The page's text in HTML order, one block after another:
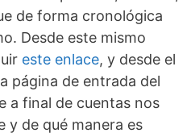
de forma cronológica
Desde este mismo
este enlace, y desde el
página de entrada del
a final de cuentas nos
y de qué manera es